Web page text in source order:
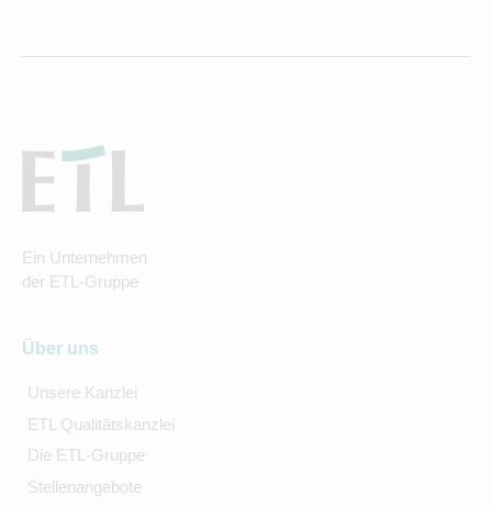
Ein Unternehmen
der ETL-Gruppe
Über uns
Unsere Kanzlei
ETL Qualitätskanzlei
Die ETL-Gruppe
Stellenangebote